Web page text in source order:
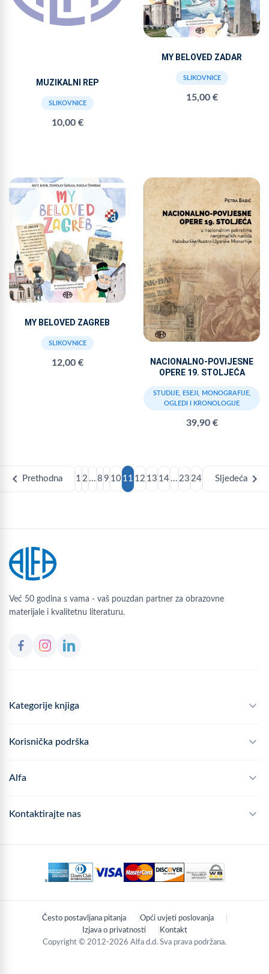
MUZIKALNI REP
SLIKOVNICE
10,00 €
MY BELOVED ZADAR
SLIKOVNICE
15,00 €
MY BELOVED ZAGREB
SLIKOVNICE
12,00 €
NACIONALNO-POVIJESNE
OPERE 19. STOLJEĆA
STUDIJE, ESEJI, MONOGRAFIJE,
OGLEDI I KRONOLOGIJE
39,90 €
chevron_left Prethodna 1 2 ... 8 9 10 11 12 13 14 ... 23 24 Sljedećachevron_right
Već 50 godina s vama - vaš pouzdan partner za obrazovne
materijale i kvalitetnu literaturu.
Kategorije knjiga
Školski program
Korisnička podrška
Često postavljana pitanja
Praćenje narudžbe
Alfa
Politika privatnosti
Kontaktirajte nas
01 889 2047
Zagreb, Hrvatska
Često postavljana pitanja
Opći uvjeti poslovanja
Izjava o privatnosti
Kontakt
Copyright © 2012-2026 Alfa d.d. Sva prava podržana.